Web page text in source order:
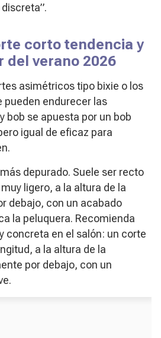
corto tendencia y
del verano 2026
asimétricos tipo bixie o los
pueden endurecer las
bob se apuesta por un bob
igual de eficaz para
depurado. Suele ser recto
ligero, a la altura de la
debajo, con un acabado
la peluquera. Recomienda
concreta en el salón: un corte
a la altura de la
por debajo, con un